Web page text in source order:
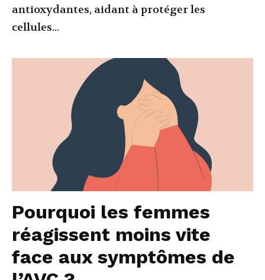
antioxydantes, aidant à protéger les
cellules...
Pourquoi les femmes
réagissent moins vite
face aux symptômes de